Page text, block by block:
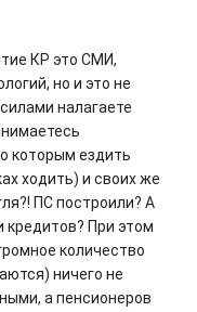
КР это СМИ,
но и это не
налагаете
которым ездить
ходить) и своих же
ПС построили? А
кредитов? При этом
количество
ничего не
а пенсионеров